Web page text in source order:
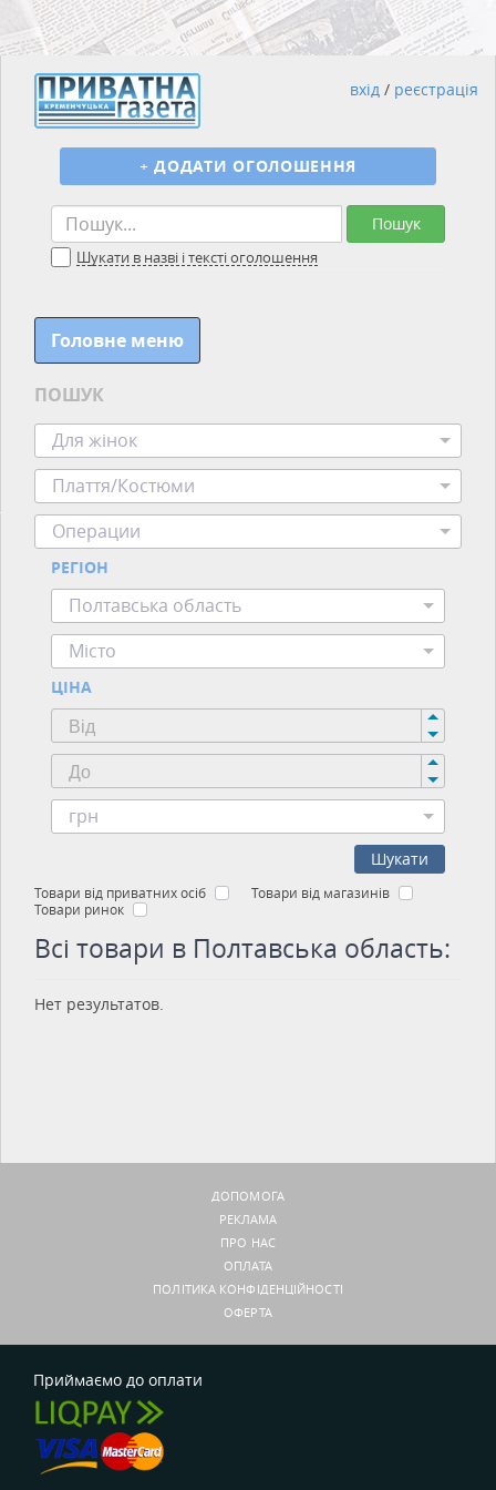
Пошук
Шукати в назві і тексті оголошення
+ ДОДАТИ ОГОЛОШЕННЯ
вхід / реєстрація
Головне меню
ПОШУК
Для жінок
Плаття/Костюми
Операции
РЕГІОН
Полтавська область
Місто
ЦІНА
грн
Шукати
Товари від приватних осіб
Товари від магазинів
Товари ринок
Всі товари в Полтавська область:
Нет результатов.
ДОПОМОГА
РЕКЛАМА
ПРО НАС
ОПЛАТА
ПОЛІТИКА КОНФІДЕНЦІЙНОСТІ
ОФЕРТА
Приймаємо до оплати